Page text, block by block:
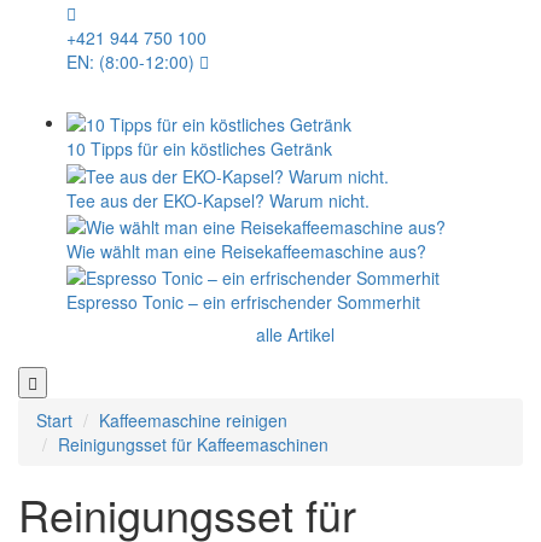
+421 944 750 100
EN: (8:00-12:00)
10 Tipps für ein köstliches Getränk
Tee aus der EKO-Kapsel? Warum nicht.
Wie wählt man eine Reisekaffeemaschine aus?
Espresso Tonic – ein erfrischender Sommerhit
alle Artikel
Start
Kaffeemaschine reinigen
Reinigungsset für Kaffeemaschinen
Reinigungsset für